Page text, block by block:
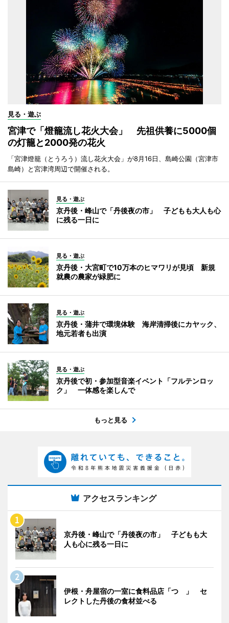
見る・遊ぶ
宮津で「燈籠流し花火大会」 先祖供養に5000個
の灯籠と2000発の花火
「宮津燈籠（とうろう）流し花火大会」が8月16日、島崎公園（宮津市
島崎）と宮津湾周辺で開催される。
見る・遊ぶ
京丹後・峰山で「丹後夜の市」 子どもも大人も心
に残る一日に
見る・遊ぶ
京丹後・大宮町で10万本のヒマワリが見頃 新規
就農の農家が緑肥に
見る・遊ぶ
京丹後・蒲井で環境体験 海岸清掃後にカヤック、
地元若者も出演
見る・遊ぶ
京丹後で初・参加型音楽イベント「フルテンロッ
ク」 一体感を楽しんで
もっと見る
アクセスランキング
京丹後・峰山で「丹後夜の市」 子どもも大
人も心に残る一日に
伊根・舟屋宿の一室に食料品店「つゝ」 セ
レクトした丹後の食材並べる